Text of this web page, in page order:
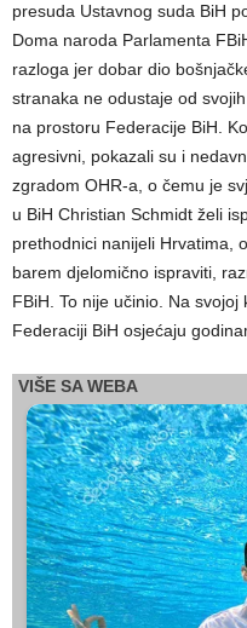
presuda Ustavnog suda BiH
Doma naroda Parlamenta
razloga jer dobar dio
stranaka ne odustaje od
na prostoru Federacije BiH.
agresivni, pokazali su i
zgradom OHR-a, o čemu je
u BiH Christian Schmidt želi
prethodnici nanijeli Hrvatima,
barem djelomično ispraviti,
FBiH. To nije učinio. Na
Federaciji BiH osjećaju